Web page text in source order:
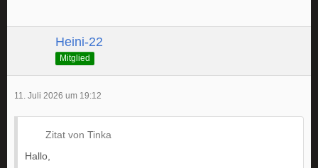
Heini-22
Mitglied
11. Juli 2026 um 19:12
Zitat von Tinka
Hallo,